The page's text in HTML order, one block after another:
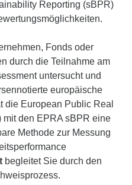
Reporting (sBPR)
Fonds oder
durch die Teilnahme am
unter­sucht und
europäische
die European Public Real
mit den EPRA sBPR eine
Methode zur Messung
begleitet Sie durch den